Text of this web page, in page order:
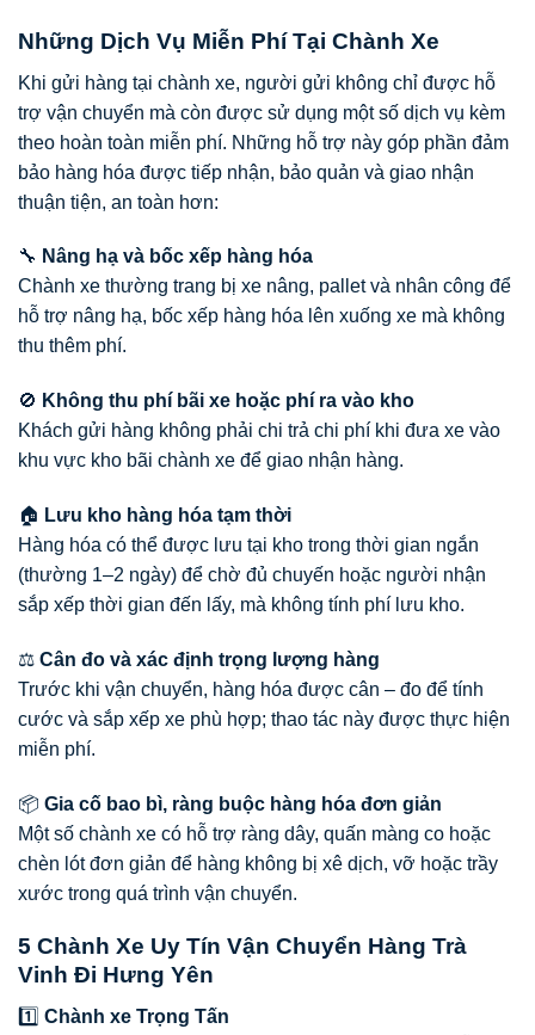
Những Dịch Vụ Miễn Phí Tại Chành Xe
Khi gửi hàng tại chành xe, người gửi không chỉ được hỗ
trợ vận chuyển mà còn được sử dụng một số dịch vụ kèm
theo hoàn toàn miễn phí. Những hỗ trợ này góp phần đảm
bảo hàng hóa được tiếp nhận, bảo quản và giao nhận
thuận tiện, an toàn hơn:
🔧 Nâng hạ và bốc xếp hàng hóa
Chành xe thường trang bị xe nâng, pallet và nhân công để
hỗ trợ nâng hạ, bốc xếp hàng hóa lên xuống xe mà không
thu thêm phí.
🚫 Không thu phí bãi xe hoặc phí ra vào kho
Khách gửi hàng không phải chi trả chi phí khi đưa xe vào
khu vực kho bãi chành xe để giao nhận hàng.
🏠 Lưu kho hàng hóa tạm thời
Hàng hóa có thể được lưu tại kho trong thời gian ngắn
(thường 1–2 ngày) để chờ đủ chuyến hoặc người nhận
sắp xếp thời gian đến lấy, mà không tính phí lưu kho.
⚖️ Cân đo và xác định trọng lượng hàng
Trước khi vận chuyển, hàng hóa được cân – đo để tính
cước và sắp xếp xe phù hợp; thao tác này được thực hiện
miễn phí.
📦 Gia cố bao bì, ràng buộc hàng hóa đơn giản
Một số chành xe có hỗ trợ ràng dây, quấn màng co hoặc
chèn lót đơn giản để hàng không bị xê dịch, vỡ hoặc trầy
xước trong quá trình vận chuyển.
5 Chành Xe Uy Tín Vận Chuyển Hàng Trà
Vinh Đi Hưng Yên
1️⃣ Chành xe Trọng Tấn